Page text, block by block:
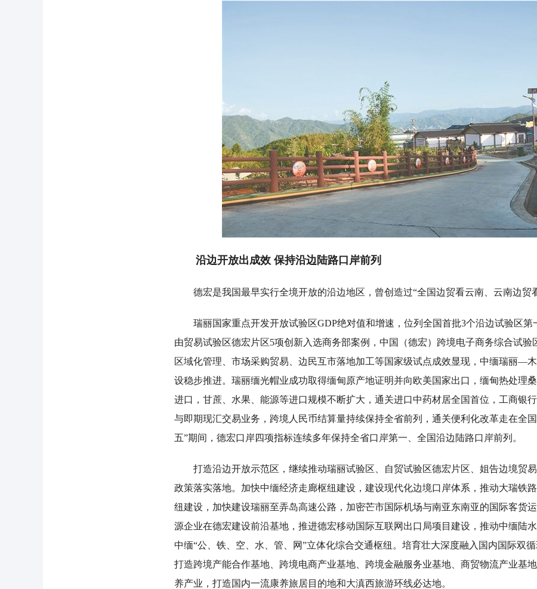
沿边开放出成效 保持沿边陆路口岸前列
德宏是我国最早实行全境开放的沿边地区，曾创造过“全国边贸看云南、云南边贸看
瑞丽国家重点开发开放试验区GDP绝对值和增速，位列全国首批3个沿边试验区第
由贸易试验区德宏片区5项创新入选商务部案例，中国（德宏）跨境电子商务综合试验
区域化管理、市场采购贸易、边民互市落地加工等国家级试点成效显现，中缅瑞丽—
设稳步推进。瑞丽缅光帽业成功取得缅甸原产地证明并向欧美国家出口，缅甸热处理
进口，甘蔗、水果、能源等进口规模不断扩大，通关进口中药材居全国首位，工商银
与即期现汇交易业务，跨境人民币结算量持续保持全省前列，通关便利化改革走在全
五”期间，德宏口岸四项指标连续多年保持全省口岸第一、全国沿边陆路口岸前列。
打造沿边开放示范区，继续推动瑞丽试验区、自贸试验区德宏片区、姐告边境贸
政策落实落地。加快中缅经济走廊枢纽建设，建设现代化边境口岸体系，推动大瑞铁
纽建设，加快建设瑞丽至弄岛高速公路，加密芒市国际机场与南亚东南亚的国际客货
源企业在德宏建设前沿基地，推进德宏移动国际互联网出口局项目建设，推动中缅陆
中缅“公、铁、空、水、管、网”立体化综合交通枢纽。培育壮大深度融入国内国际双循
打造跨境产能合作基地、跨境电商产业基地、跨境金融服务业基地、商贸物流产业基
养产业，打造国内一流康养旅居目的地和大滇西旅游环线必达地。